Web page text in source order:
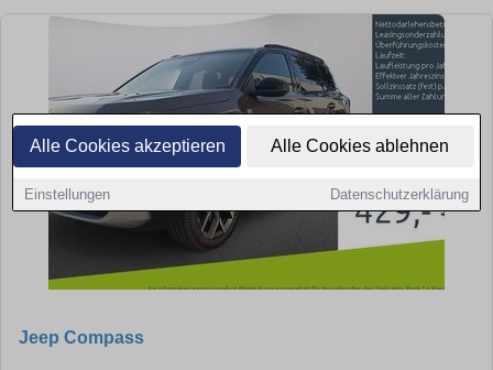
Alle Cookies akzeptieren Alle Cookies ablehnen
Einstellungen Datenschutzerklärung
Jeep Compass